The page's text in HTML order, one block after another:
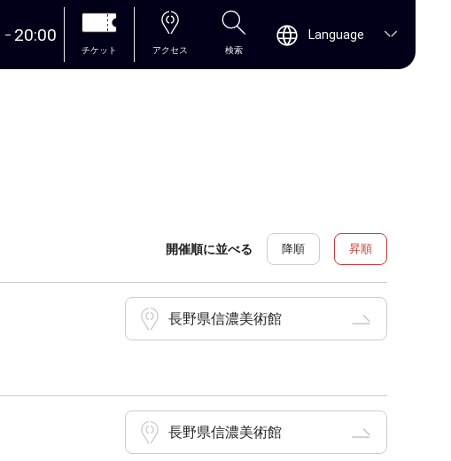
20:00
チケット アクセス 検索
Language
開催順に並べる 降順 昇順
長野県信濃美術館
長野県信濃美術館